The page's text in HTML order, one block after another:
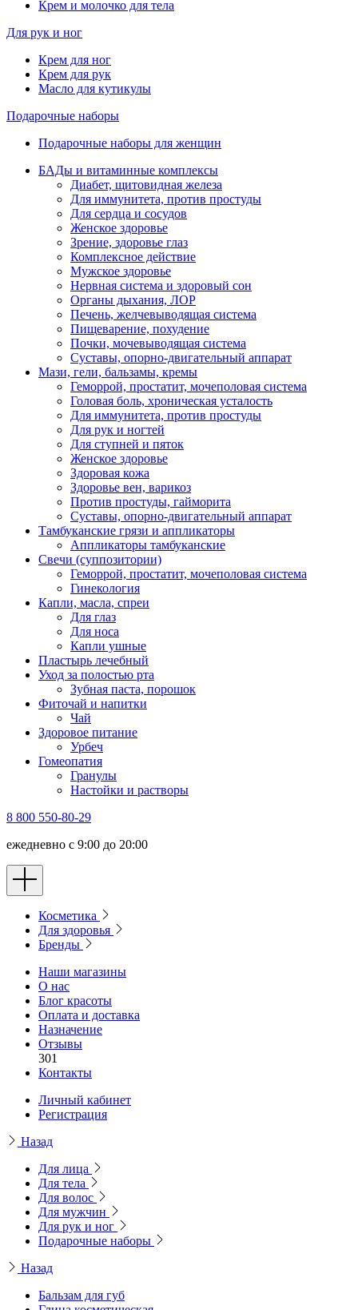
Крем и молочко для тела
Для рук и ног
Крем для ног
Крем для рук
Масло для кутикулы
Подарочные наборы
Подарочные наборы для женщин
БАДы и витаминные комплексы
Диабет, щитовидная железа
Для иммунитета, против простуды
Для сердца и сосудов
Женское здоровье
Зрение, здоровье глаз
Комплексное действие
Мужское здоровье
Нервная система и здоровый сон
Органы дыхания, ЛОР
Печень, желчевыводящая система
Пищеварение, похудение
Почки, мочевыводящая система
Суставы, опорно-двигательный аппарат
Мази, гели, бальзамы, кремы
Геморрой, простатит, мочеполовая система
Головая боль, хроническая усталость
Для иммунитета, против простуды
Для рук и ногтей
Для ступней и пяток
Женское здоровье
Здоровая кожа
Здоровье вен, варикоз
Против простуды, гайморита
Суставы, опорно-двигательный аппарат
Тамбуканские грязи и аппликаторы
Аппликаторы тамбуканские
Свечи (суппозитории)
Геморрой, простатит, мочеполовая система
Гинекология
Капли, масла, спреи
Для глаз
Для носа
Капли ушные
Пластырь лечебный
Уход за полостью рта
Зубная паста, порошок
Фиточай и напитки
Чай
Здоровое питание
Урбеч
Гомеопатия
Гранулы
Настойки и растворы
8 800 550-80-29
ежедневно с 9:00 до 20:00
Косметика
Для здоровья
Бренды
Наши магазины
О нас
Блог красоты
Оплата и доставка
Назначение
Отзывы
301
Контакты
Личный кабинет
Регистрация
Назад
Для лица
Для тела
Для волос
Для мужчин
Для рук и ног
Подарочные наборы
Назад
Бальзам для губ